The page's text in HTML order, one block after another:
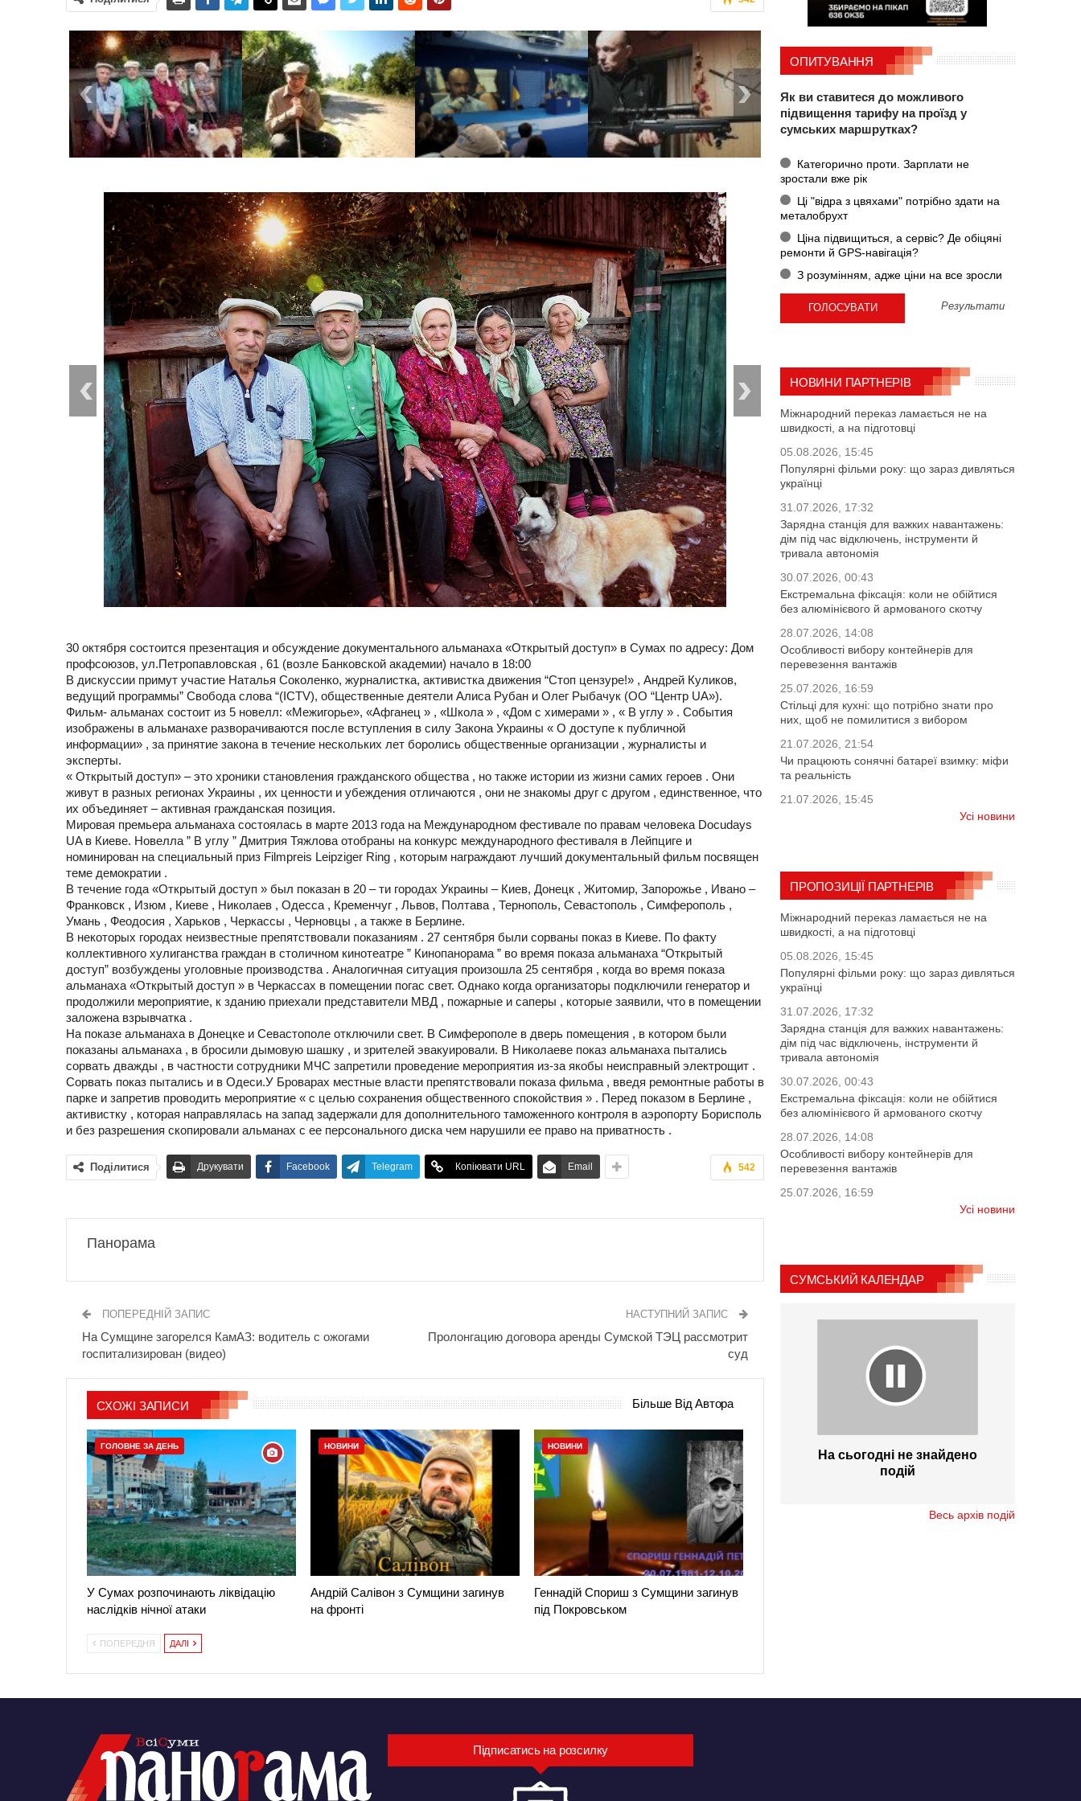
30 октября состоится презентация и обсуждение документального альманаха «Открытый доступ» в Сумах по адресу: Дом
профсоюзов, ул.Петропавловская , 61 (возле Банковской академии) начало в 18:00
В дискуссии примут участие Наталья Соколенко, журналистка, активистка движения “Стоп цензуре!» , Андрей Куликов,
ведущий программы” Свобода слова “(ICTV), общественные деятели Алиса Рубан и Олег Рыбачук (ОО “Центр UA»).
Фильм- альманах состоит из 5 новелл: «Межигорье», «Афганец » , «Школа » , «Дом с химерами » , « В углу » . События
изображены в альманахе разворачиваются после вступления в силу Закона Украины « О доступе к публичной
информации» , за принятие закона в течение нескольких лет боролись общественные организации , журналисты и
эксперты.
« Открытый доступ» – это хроники становления гражданского общества , но также истории из жизни самих героев . Они
живут в разных регионах Украины , их ценности и убеждения отличаются , они не знакомы друг с другом , единственное, что
их объединяет – активная гражданская позиция.
Мировая премьера альманаха состоялась в марте 2013 года на Международном фестивале по правам человека Docudays
UA в Киеве. Новелла ” В углу ” Дмитрия Тяжлова отобраны на конкурс международного фестиваля в Лейпциге и
номинирован на специальный приз Filmpreis Leipziger Ring , которым награждают лучший документальный фильм посвящен
теме демократии .
В течение года «Открытый доступ » был показан в 20 – ти городах Украины – Киев, Донецк , Житомир, Запорожье , Ивано –
Франковск , Изюм , Киеве , Николаев , Одесса , Кременчуг , Львов, Полтава , Тернополь, Севастополь , Симферополь ,
Умань , Феодосия , Харьков , Черкассы , Черновцы , а также в Берлине.
В некоторых городах неизвестные препятствовали показаниям . 27 сентября были сорваны показ в Киеве. По факту
коллективного хулиганства граждан в столичном кинотеатре ” Кинопанорама ” во время показа альманаха “Открытый
доступ” возбуждены уголовные производства . Аналогичная ситуация произошла 25 сентября , когда во время показа
альманаха «Открытый доступ » в Черкассах в помещении погас свет. Однако когда организаторы подключили генератор и
продолжили мероприятие, к зданию приехали представители МВД , пожарные и саперы , которые заявили, что в помещении
заложена взрывчатка .
На показе альманаха в Донецке и Севастополе отключили свет. В Симферополе в дверь помещения , в котором были
показаны альманаха , в бросили дымовую шашку , и зрителей эвакуировали. В Николаеве показ альманаха пытались
сорвать дважды , в частности сотрудники МЧС запретили проведение мероприятия из-за якобы неисправный электрощит .
Сорвать показ пытались и в Одеси.У Броварах местные власти препятствовали показа фильма , введя ремонтные работы в
парке и запретив проводить мероприятие « с целью сохранения общественного спокойствия » . Перед показом в Берлине ,
активистку , которая направлялась на запад задержали для дополнительного таможенного контроля в аэропорту Борисполь
и без разрешения скопировали альманах с ее персонального диска чем нарушили ее право на приватность .
542
Поділитися Друкувати Facebook Telegram Копіювати URL Email
Панорама
ПОПЕРЕДНІЙ ЗАПИС
На Сумщине загорелся КамАЗ: водитель с ожогами
госпитализирован (видео)
НАСТУПНИЙ ЗАПИС
Пролонгацию договора аренды Сумской ТЭЦ рассмотрит
суд
СХОЖІ ЗАПИСИ Більше Від Автора
ГОЛОВНЕ ЗА ДЕНЬ
У Сумах розпочинають ліквідацію
наслідків нічної атаки
НОВИНИ
Андрій Салівон з Сумщини загинув
на фронті
НОВИНИ
Геннадій Спориш з Сумщини загинув
під Покровськом
ПОПЕРЕДНЯ ДАЛІ
ОПИТУВАННЯ
Як ви ставитеся до можливого
підвищення тарифу на проїзд у
сумських маршрутках?
Категорично проти. Зарплати не
зростали вже рік
Ці "відра з цвяхами" потрібно здати на
металобрухт
Ціна підвищиться, а сервіс? Де обіцяні
ремонти й GPS-навігація?
З розумінням, адже ціни на все зросли
Результати
НОВИНИ ПАРТНЕРІВ
Міжнародний переказ ламається не на
швидкості, а на підготовці
05.08.2026, 15:45
Популярні фільми року: що зараз дивляться
українці
31.07.2026, 17:32
Зарядна станція для важких навантажень:
дім під час відключень, інструменти й
тривала автономія
30.07.2026, 00:43
Екстремальна фіксація: коли не обійтися
без алюмінієвого й армованого скотчу
28.07.2026, 14:08
Особливості вибору контейнерів для
перевезення вантажів
25.07.2026, 16:59
Стільці для кухні: що потрібно знати про
них, щоб не помилитися з вибором
21.07.2026, 21:54
Чи працюють сонячні батареї взимку: міфи
та реальність
21.07.2026, 15:45
Усі новини
ПРОПОЗИЦІЇ ПАРТНЕРІВ
Міжнародний переказ ламається не на
швидкості, а на підготовці
05.08.2026, 15:45
Популярні фільми року: що зараз дивляться
українці
31.07.2026, 17:32
Зарядна станція для важких навантажень:
дім під час відключень, інструменти й
тривала автономія
30.07.2026, 00:43
Екстремальна фіксація: коли не обійтися
без алюмінієвого й армованого скотчу
28.07.2026, 14:08
Особливості вибору контейнерів для
перевезення вантажів
25.07.2026, 16:59
Усі новини
СУМСЬКИЙ КАЛЕНДАР
На сьогодні не знайдено
подій
Весь архів подій
Підписатись на розсилку